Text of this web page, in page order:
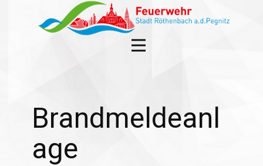
Brandmeldeanl
age